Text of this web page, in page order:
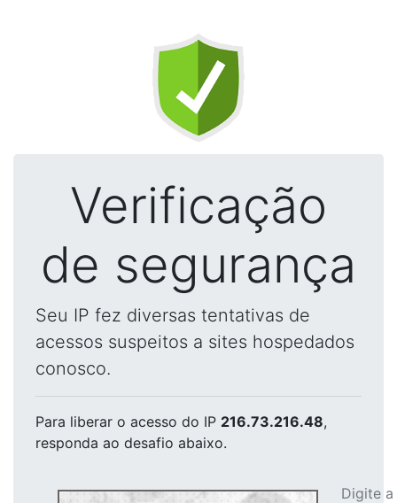
Verificação
de segurança
Seu IP fez diversas tentativas de
acessos suspeitos a sites hospedados
conosco.
Para liberar o acesso do IP 216.73.216.48,
responda ao desafio abaixo.
Digite